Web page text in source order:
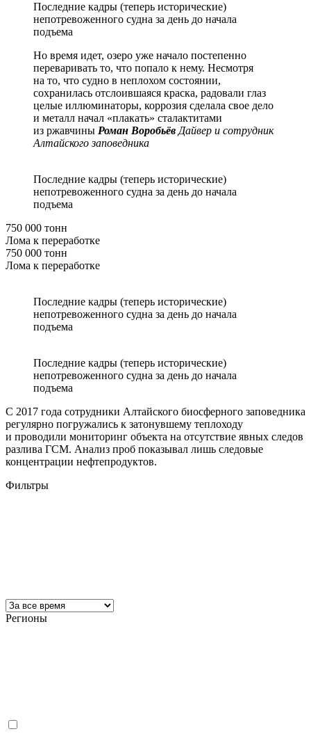
Последние кадры (теперь исторические)
непотревоженного судна за день до начала
подъема
Но время идет, озеро уже начало постепенно
переваривать то, что попало к нему. Несмотря
на то, что судно в неплохом состоянии,
сохранилась отслоившаяся краска, радовали глаз
целые иллюминаторы, коррозия сделала свое дело
и металл начал «плакать» сталактитами
из ржавчины Роман Воробьёв Дайвер и сотрудник
Алтайского заповедника
Последние кадры (теперь исторические)
непотревоженного судна за день до начала
подъема
750 000 тонн
Лома к переработке
750 000 тонн
Лома к переработке
Последние кадры (теперь исторические)
непотревоженного судна за день до начала
подъема
Последние кадры (теперь исторические)
непотревоженного судна за день до начала
подъема
С 2017 года сотрудники Алтайского биосферного заповедника
регулярно погружались к затонувшему теплоходу
и проводили мониторинг объекта на отсутствие явных следов
разлива ГСМ. Анализ проб показывал лишь следовые
концентрации нефтепродуктов.
Фильтры
Регионы